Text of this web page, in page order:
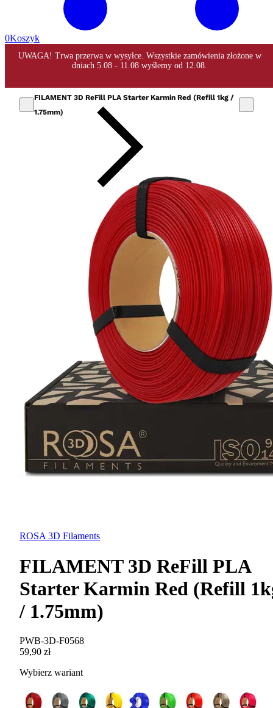
0Koszyk
FILAMENT 3D ReFill PLA Starter Karmin Red (Refill 1kg /
1.75mm)
ROSA 3D Filaments
FILAMENT 3D ReFill PLA
Starter Karmin Red (Refill
/ 1.75mm)
PWB-3D-F0568
59,90 zł
Wybierz wariant